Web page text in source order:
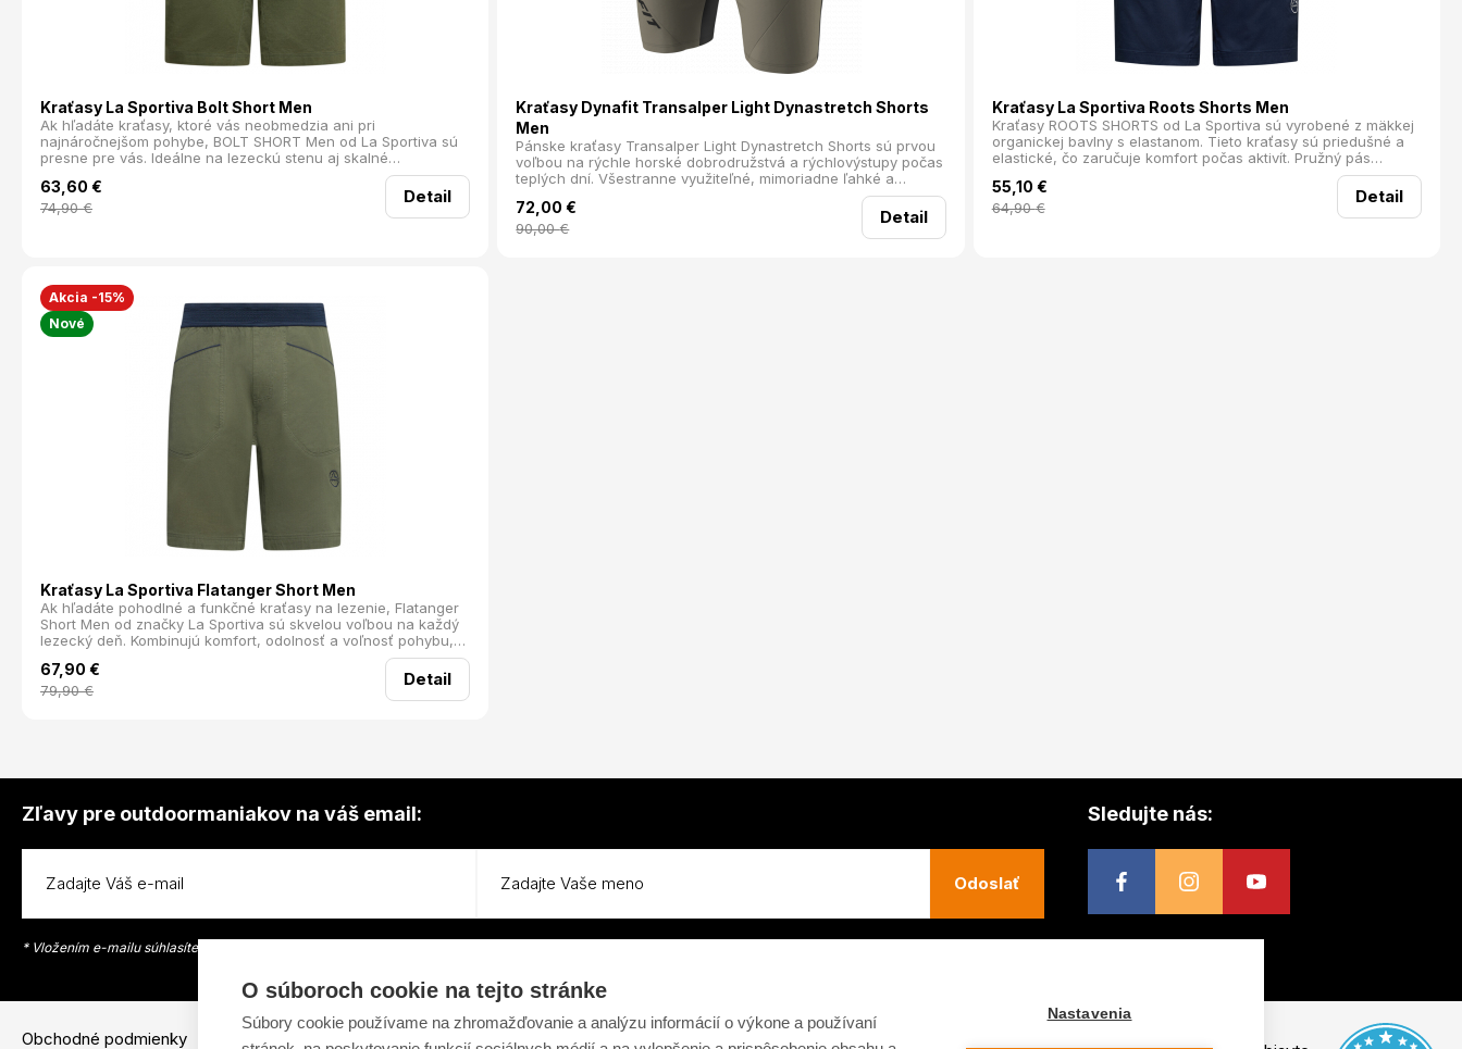
Kraťasy La Sportiva Bolt Short Men
Ak hľadáte kraťasy, ktoré vás neobmedzia ani pri
najnáročnejšom pohybe, BOLT SHORT Men od La Sportiva sú
presne pre vás. Ideálne na lezeckú stenu aj skalné
dobrodružstvá, tieto kraťasy sú navrhnuté s dôrazom na
pohodlie a funkčnosť.
63,60 €
74,90€
Detail
Kraťasy Dynafit Transalper Light Dynastretch Shorts
Men
Pánske kraťasy Transalper Light Dynastretch Shorts sú prvou
voľbou na rýchle horské dobrodružstvá a rýchlovýstupy počas
teplých dní. Všestranne využiteľné, mimoriadne ľahké a
elastické: tieto šortky ponúkajú všetko, čo potrebujete na to,
aby ste sa v horách pohybovali športovo, dynamicky a
maximálne efektívne.
72,00€
90,00€
Detail
Kraťasy La Sportiva Roots Shorts Men
Kraťasy ROOTS SHORTS od La Sportiva sú vyrobené z mäkkej
organickej bavlny s elastanom. Tieto kraťasy sú priedušné a
elastické, čo zaručuje komfort počas aktivít. Pružný pás
poskytuje výbornú flexibilitu a neobmedzuje pohyb, čím sú
ideálne aj na používanie s lezeckým sedákom.
55,10 €
64,90€
Detail
Akcia -15%
Nové
Kraťasy La Sportiva Flatanger Short Men
Ak hľadáte pohodlné a funkčné kraťasy na lezenie, Flatanger
Short Men od značky La Sportiva sú skvelou voľbou na každý
lezecký deň. Kombinujú komfort, odolnosť a voľnosť pohybu,
67,90 €
79,90€
Detail
Zľavy pre outdoormaniakov na váš email:
Odoslať
* Vložením e-mailu súhlasíte s
Sledujte nás:
Obchodné podmienky Dostupnosť tovaru Tabuľka veľkostí
O súboroch cookie na tejto stránke
Súbory cookie používame na zhromažďovanie a analýzu informácií o výkone a používaní
Nastavenia